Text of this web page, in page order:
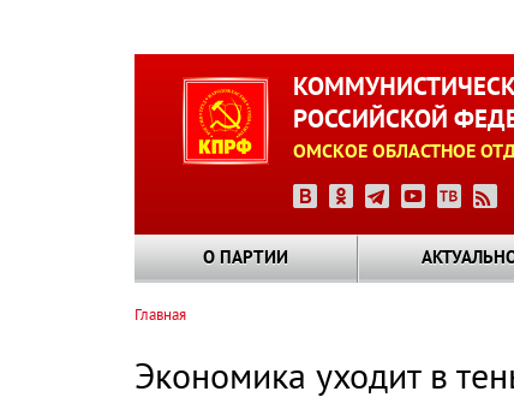
РОССИЙСКОЙ
ОМСКОЕ ОБЛАСТНОЕ
О ПАРТИИ
навигации
Главная
Экономика уходит в